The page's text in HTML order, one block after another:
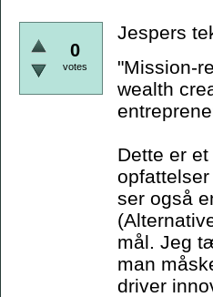
0
votes
Jespers
"Mission-
wealth
Dette er
ser også
mål. Jeg
man
driver